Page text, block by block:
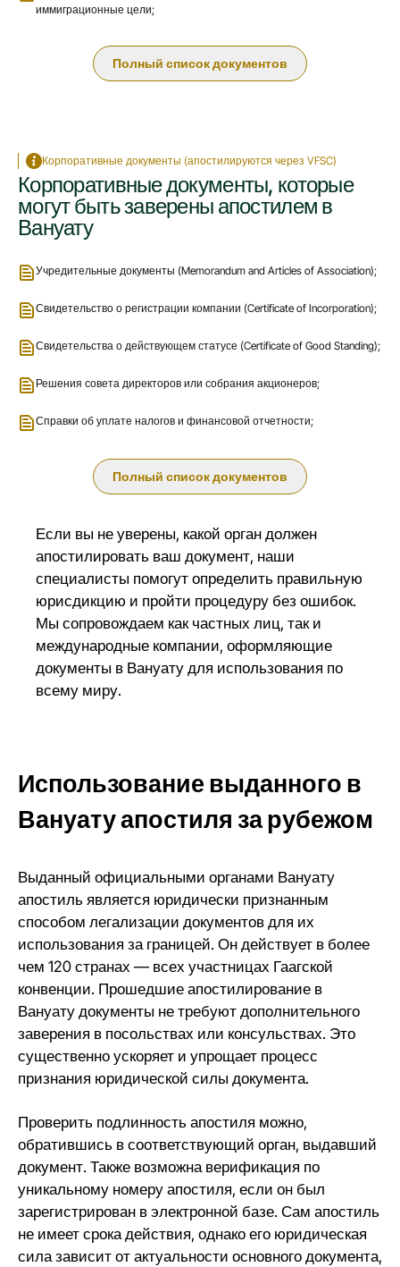
иммиграционные цели;
Полный список документов
Корпоративные документы (апостилируются через VFSC)
Корпоративные документы, которые
могут быть заверены апостилем в
Вануату
Учредительные документы (Memorandum and Articles of Association);
Свидетельство о регистрации компании (Certificate of Incorporation);
Свидетельства о действующем статусе (Certificate of Good Standing);
Решения совета директоров или собрания акционеров;
Справки об уплате налогов и финансовой отчетности;
Полный список документов
Если вы не уверены, какой орган должен
апостилировать ваш документ, наши
специалисты помогут определить правильную
юрисдикцию и пройти процедуру без ошибок.
Мы сопровождаем как частных лиц, так и
международные компании, оформляющие
документы в Вануату для использования по
всему миру.
Использование выданного в
Вануату апостиля за рубежом
Выданный официальными органами Вануату
апостиль является юридически признанным
способом легализации документов для их
использования за границей. Он действует в более
чем 120 странах — всех участницах Гаагской
конвенции. Прошедшие апостилирование в
Вануату документы не требуют дополнительного
заверения в посольствах или консульствах. Это
существенно ускоряет и упрощает процесс
признания юридической силы документа.
Проверить подлинность апостиля можно,
обратившись в соответствующий орган, выдавший
документ. Также возможна верификация по
уникальному номеру апостиля, если он был
зарегистрирован в электронной базе. Сам апостиль
не имеет срока действия, однако его юридическая
сила зависит от актуальности основного документа,